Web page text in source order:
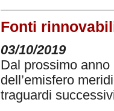
Fonti
03/10/2019
Dal prossimo
dell’emisfero
traguardi